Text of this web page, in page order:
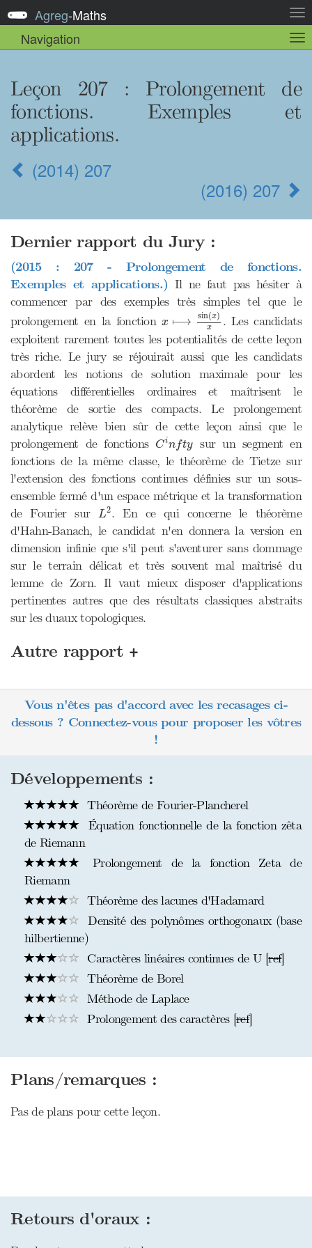
la
Agreg-Maths
Navigation
la
Leçon 207 : Prolongement de
fonctions. Exemples et
applications.
(2014) 207
(2016) 207
Dernier rapport du Jury :
(2015 : 207 - Prolongement de fonctions.
Exemples et applications.) Il ne faut pas hésiter à
commencer par des exemples très simples tel que le
prolongement en la fonctionx ⟼ sin(x)
x
sin(x)x
. Les candidats
exploitent rarement toutes les potentialités de cette leçon
très riche. Le jury se réjouirait aussi que les candidats
abordent les notions de solution maximale pour les
équations différentielles ordinaires et maîtrisent le
théorème de sortie des compacts. Le prolongement
analytique relève bien sûr de cette leçon ainsi que le
prolongement de fonctions Cinfty
Ci ty
sur un segment en
fonctions de la même classe, le théorème de Tietze sur
l'extension des fonctions continues définies sur un sous-
ensemble fermé d'un espace métrique et la transformation
de Fourier surL2
L2. En ce qui concerne le théorème
d'Hahn-Banach, le candidat n'en donnera la version en
dimension infinie que s'il peut s'aventurer sans dommage
sur le terrain délicat et très souvent mal maîtrisé du
lemme de Zorn. Il vaut mieux disposer d'applications
pertinentes autres que des résultats classiques abstraits
sur les duaux topologiques.
Autre rapport +
Vous n'êtes pas d'accord avec les recasages ci-
dessous ? Connectez-vous pour proposer les vôtres
!
Développements :
Théorème de Fourier-Plancherel
Équation fonctionnelle de la fonction zêta
de Riemann
Prolongement de la fonction Zeta de
Riemann
Théorème des lacunes d'Hadamard
Densité des polynômes orthogonaux (base
hilbertienne)
Caractères linéaires continues de U [ref]
Théorème de Borel
Méthode de Laplace
Prolongement des caractères [ref]
Plans/remarques :
Pas de plans pour cette leçon.
Retours d'oraux :